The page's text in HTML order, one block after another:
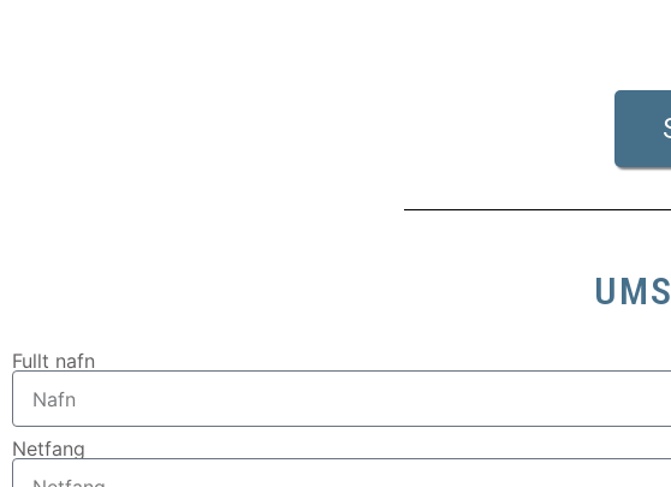
Fullt nafn
Netfang